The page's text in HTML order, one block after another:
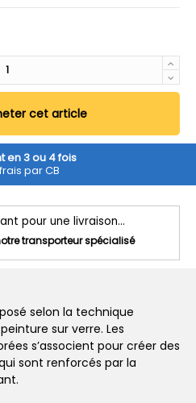
cet article
en 3 ou 4 fois
par CB
pour une livraison...
transporteur spécialisé
selon la technique
sur verre. Les
s’associent pour créer des
sont renforcés par la